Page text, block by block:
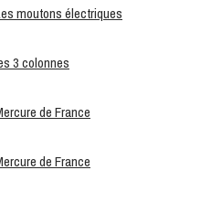
moutons électriques
3 colonnes
de France
de France